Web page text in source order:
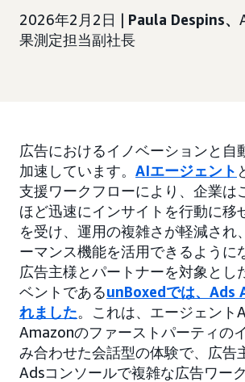
2026年2月2日 | Paula Despins、
果測定担当副社長
広告におけるイノベーションと自
加速しています。 AIエージェント
支援ワークフローにより、企業は
ほど迅速にインサイトを行動に移
を受け、運用の複雑さが軽減され
ーマンス機能を活用できるように
広告主様とパートナーを対象とし
ベントであるunBoxedでは、Ads
れました。これは、エージェント
Amazonのファーストパーティの
み合わせた会話型の体験で、広告
Adsコンソールで複雑な広告ワー